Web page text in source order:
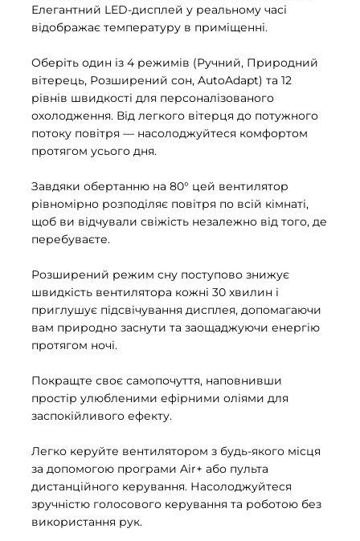
Елегантний LED-дисплей у реальному часі
відображає температуру в приміщенні.
Оберіть один із 4 режимів (Ручний, Природний
вітерець, Розширений сон, AutoAdapt) та 12
рівнів швидкості для персоналізованого
охолодження. Від легкого вітерця до потужного
потоку повітря — насолоджуйтеся комфортом
протягом усього дня.
Завдяки обертанню на 80° цей вентилятор
рівномірно розподіляє повітря по всій кімнаті,
щоб ви відчували свіжість незалежно від того, де
перебуваєте.
Розширений режим сну поступово знижує
швидкість вентилятора кожні 30 хвилин і
приглушує підсвічування дисплея, допомагаючи
вам природно заснути та заощаджуючи енергію
протягом ночі.
Покращте своє самопочуття, наповнивши
простір улюбленими ефірними оліями для
заспокійливого ефекту.
Легко керуйте вентилятором з будь-якого місця
за допомогою програми Air+ або пульта
дистанційного керування. Насолоджуйтеся
зручністю голосового керування та роботою без
використання рук.